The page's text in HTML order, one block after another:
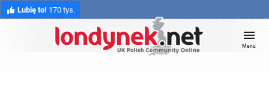
Lubię to! 170 tys.
Menu